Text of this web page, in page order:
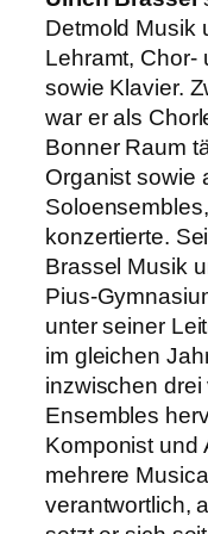
Detmold Musik
Lehramt, Chor-
sowie Klavier.
war er als
Bonner Raum
Organist sowie
konzertierte.
Brassel Musik
Pius-
unter seiner
im gleichen
inzwischen
Ensembles
Komponist und
mehrere
verantwortlich,